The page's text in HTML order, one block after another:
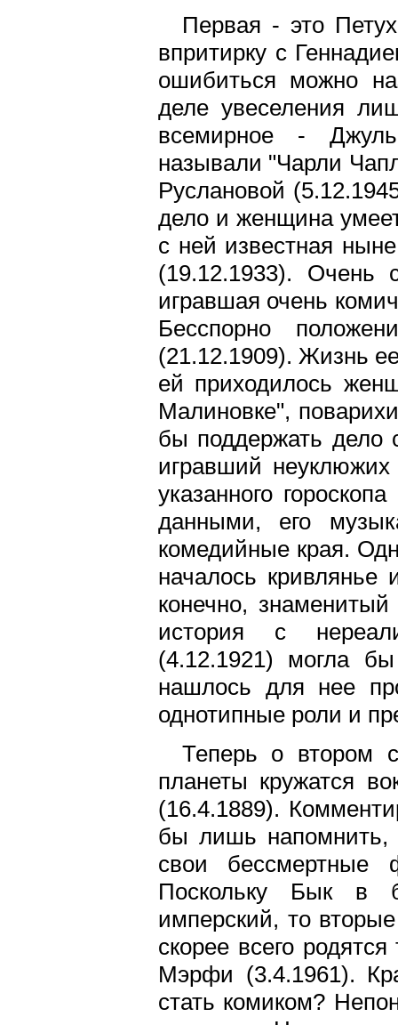
Первая - это
впритирку с
ошибиться можно
деле увеселения
всемирное -
называли "Чарли
Руслановой
дело и женщина
с ней известная
(19.12.1933). Очень
игравшая очень
Бесспорно
(21.12.1909). Жизнь
ей приходилось
Малиновке",
бы поддержать дело
игравший
указанного
данными, его
комедийные края.
началось
конечно,
история с
(4.12.1921) могла
нашлось для нее
однотипные роли и
Теперь о втором
планеты кружатся
(16.4.1889).
бы лишь напомнить,
свои
Поскольку Бык в
имперский, то
скорее всего
Мэрфи (3.4.1961).
стать комиком?